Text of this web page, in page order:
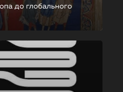
до глобального